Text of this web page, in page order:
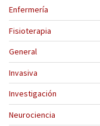
Enfermería
Fisioterapia
General
Invasiva
Investigación
Neurociencia